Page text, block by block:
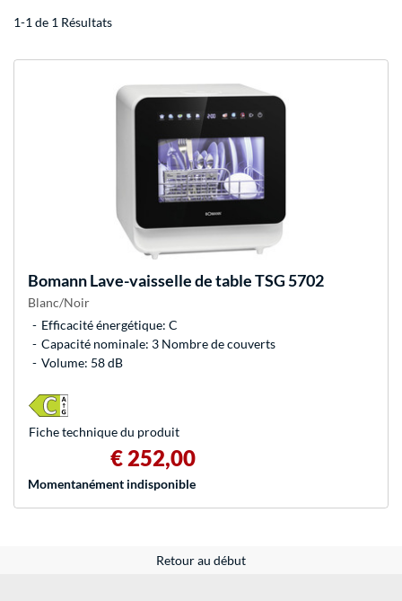
1-1 de 1 Résultats
BomannLave-vaisselle de table TSG 5702
Blanc/Noir
Efficacité énergétique: C
Capacité nominale: 3 Nombre de couverts
Volume: 58 dB
€ 252,00
Momentanément indisponible
Fiche technique du produit
Retour au début